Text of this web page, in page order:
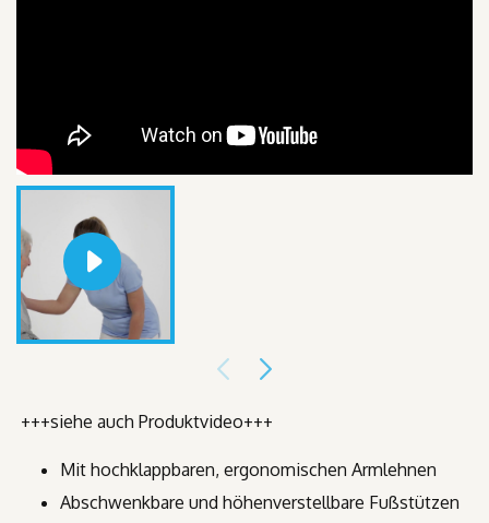
+++siehe auch Produktvideo+++
Mit hochklappbaren, ergonomischen Armlehnen
Abschwenkbare und höhenverstellbare Fußstützen